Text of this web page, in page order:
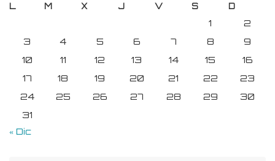
L
M X J V S D
1
2
3
4 5 6 7 8
9
10
11 12 13 14 15
16
17
18 19 20 21 22
23
24
25 26 27 28 29
30
31
« Dic